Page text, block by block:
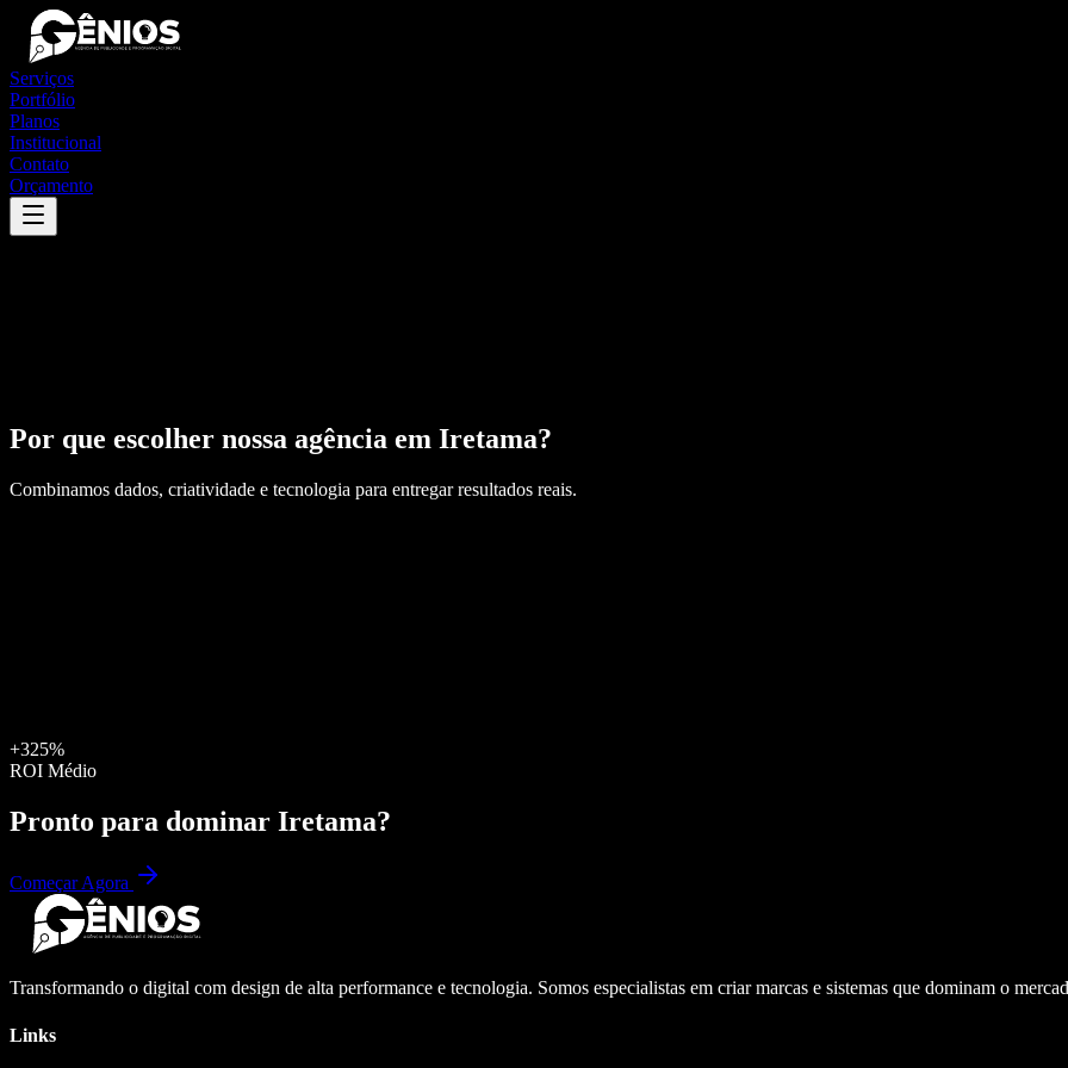
Serviços
Portfólio
Planos
Institucional
Contato
Orçamento
Por que escolher nossa agência em Iretama?
Combinamos dados, criatividade e tecnologia para entregar resultados reais.
+325%
ROI Médio
Pronto para dominar Iretama?
Começar Agora
Transformando o digital com design de alta performance e tecnologia. Somos especialistas em criar marcas e sistemas que dominam o
Links